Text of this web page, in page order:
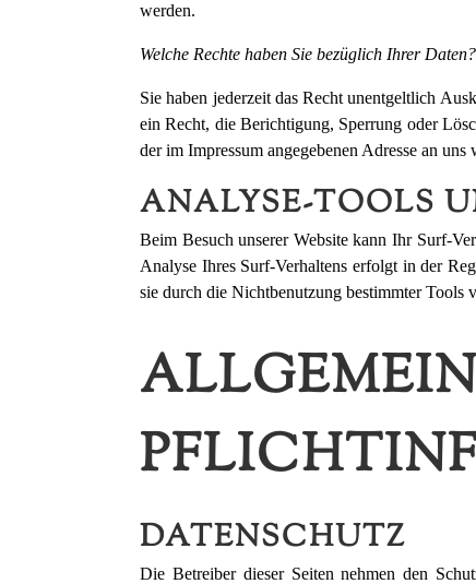
werden.
Welche Rechte haben Sie bezüglich Ihrer Daten?
Sie haben jederzeit das Recht unentgeltlich
ein Recht, die Berichtigung, Sperrung oder
der im Impressum angegebenen Adresse an
ANALYSE-TOOLS
Beim Besuch unserer Website kann Ihr Surf-
Analyse Ihres Surf-Verhaltens erfolgt in der
sie durch die Nichtbenutzung bestimmter
DATENSCHUTZ
Die Betreiber dieser Seiten nehmen den